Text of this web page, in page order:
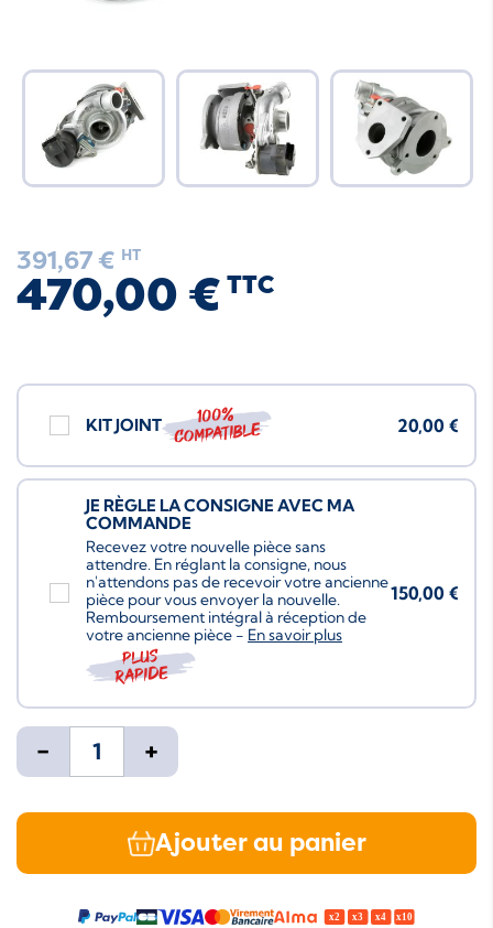
391,67 € HT
470,00 € TTC
KIT JOINT 100%
compatible 20,00 €
JE RÈGLE LA CONSIGNE AVEC MA
COMMANDE
Recevez votre nouvelle pièce sans
attendre. En réglant la consigne, nous
n'attendons pas de recevoir votre ancienne
pièce pour vous envoyer la nouvelle.
Remboursement intégral à réception de
votre ancienne pièce - En savoir plus
Plus
rapide
150,00 €
- +
Ajouter au panier